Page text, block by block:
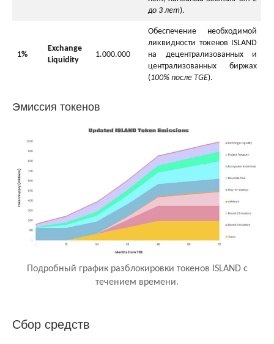
до 3 лет).
1%
Exchange
Liquidity
1.000.000
Обеспечение необходимой
ликвидности токенов ISLAND
на децентрализованных и
централизованных биржах
(100% после TGE).
Эмиссия токенов
Подробный график разблокировки токенов ISLAND с
течением времени.
Сбор средств